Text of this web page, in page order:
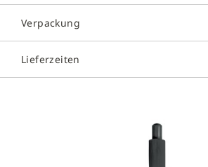
Verpackung
Lieferzeiten